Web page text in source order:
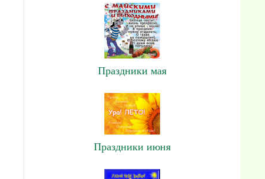
Праздники мая
Праздники июня